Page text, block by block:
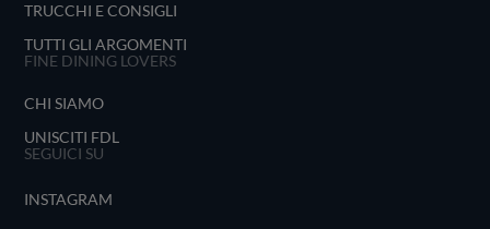
TRUCCHI E CONSIGLI
TUTTI GLI ARGOMENTI
FINE DINING LOVERS
CHI SIAMO
UNISCITI FDL
SEGUICI SU
INSTAGRAM